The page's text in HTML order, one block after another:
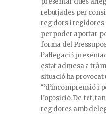
presentar dues
rebutjades per
regidors i
per poder aportar
forma del
l’al·legació
estat admesa a
situació ha provocat
“’d’incomprensió i
l’oposició. De fet,
regidores amb